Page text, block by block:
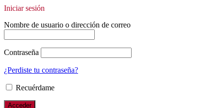
Iniciar sesión
Nombre de usuario o dirección de correo
Contraseña
¿Perdiste tu contraseña?
Recuérdame